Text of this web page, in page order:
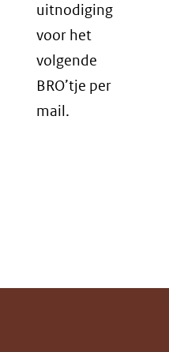
uitnodiging
voor het
volgende
BRO’tje per
mail.